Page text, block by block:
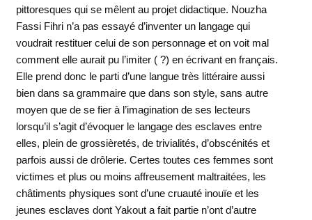
pittoresques qui se mêlent au projet didactique. Nouzha
Fassi Fihri n’a pas essayé d’inventer un langage qui
voudrait restituer celui de son personnage et on voit mal
comment elle aurait pu l’imiter ( ?) en écrivant en français.
Elle prend donc le parti d’une langue très littéraire aussi
bien dans sa grammaire que dans son style, sans autre
moyen que de se fier à l’imagination de ses lecteurs
lorsqu’il s’agit d’évoquer le langage des esclaves entre
elles, plein de grossièretés, de trivialités, d’obscénités et
parfois aussi de drôlerie. Certes toutes ces femmes sont
victimes et plus ou moins affreusement maltraitées, les
châtiments physiques sont d’une cruauté inouïe et les
jeunes esclaves dont Yakout a fait partie n’ont d’autre